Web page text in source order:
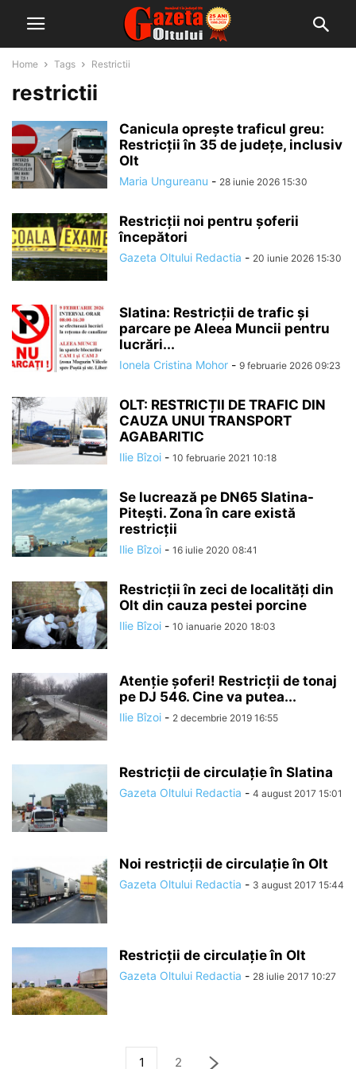
Home Tags Restrictii
restrictii
Canicula oprește traficul greu:
Restricții în 35 de județe, inclusiv
Olt
Maria Ungureanu - 28 iunie 2026 15:30
Restricții noi pentru șoferii
începători
Gazeta Oltului Redactia - 20 iunie 2026 15:30
Slatina: Restricții de trafic și
parcare pe Aleea Muncii pentru
lucrări...
Ionela Cristina Mohor - 9 februarie 2026 09:23
OLT: RESTRICȚII DE TRAFIC DIN
CAUZA UNUI TRANSPORT
AGABARITIC
Ilie Bîzoi - 10 februarie 2021 10:18
Se lucrează pe DN65 Slatina-
Pitești. Zona în care există
restricții
Ilie Bîzoi - 16 iulie 2020 08:41
Restricții în zeci de localități din
Olt din cauza pestei porcine
Ilie Bîzoi - 10 ianuarie 2020 18:03
Atenție șoferi! Restricții de tonaj
pe DJ 546. Cine va putea...
Ilie Bîzoi - 2 decembrie 2019 16:55
Restricții de circulație în Slatina
Gazeta Oltului Redactia - 4 august 2017 15:01
Noi restricții de circulație în Olt
Gazeta Oltului Redactia - 3 august 2017 15:44
Restricții de circulație în Olt
Gazeta Oltului Redactia - 28 iulie 2017 10:27
1 2